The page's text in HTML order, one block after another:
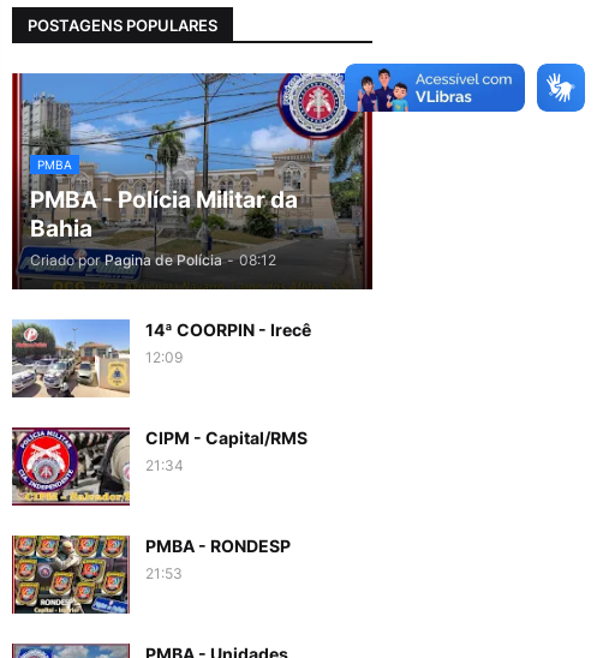
POSTAGENS POPULARES
PMBA
PMBA - Polícia Militar da
Bahia
Criado por Pagina de Polícia - 08:12
14ª COORPIN - Irecê
12:09
CIPM - Capital/RMS
21:34
PMBA - RONDESP
21:53